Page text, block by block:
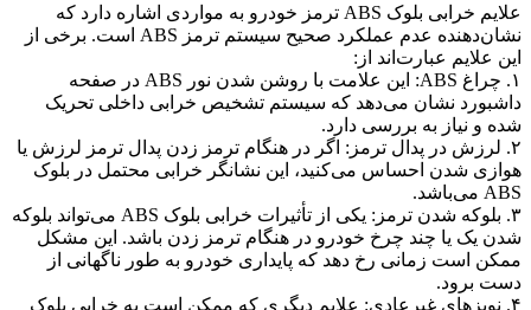
علایم خرابی بلوک ABS ترمز خودرو به مواردی اشاره دارد که
نشان‌دهنده عدم عملکرد صحیح سیستم ترمز ABS است. برخی از
این علایم عبارت‌اند از:
۱. چراغ ABS: این علامت با روشن شدن نور ABS در صفحه
داشبورد نشان می‌دهد که سیستم تشخیص خرابی داخلی تحریک
شده و نیاز به بررسی دارد.
۲. لرزش در پدال ترمز: اگر در هنگام ترمز زدن پدال ترمز لرزش یا
هوازی شدن احساس می‌کنید، این نشانگر خرابی محتمل در بلوک
ABS می‌باشد.
۳. بلوکه شدن ترمز: یکی از تأثیرات خرابی بلوک ABS می‌تواند بلوکه
شدن یک یا چند چرخ خودرو در هنگام ترمز زدن باشد. این مشکل
ممکن است زمانی رخ دهد که پایداری خودرو به طور ناگهانی از
دست برود.
۴. نویزهای غیرعادی: علایم دیگری که ممکن است به خرابی بلوک